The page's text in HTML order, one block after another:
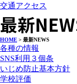
交通アクセス
最新
HOME > 最新NEWS
各種の情報
SNS利用３個条
いじめ防止基本方針
学校評価